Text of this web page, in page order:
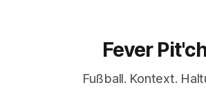
Fever
Fußball. Kontext.